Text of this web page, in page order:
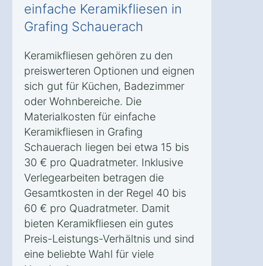
einfache Keramikfliesen in
Grafing Schauerach
Keramikfliesen gehören zu den
preiswerteren Optionen und eignen
sich gut für Küchen, Badezimmer
oder Wohnbereiche. Die
Materialkosten für einfache
Keramikfliesen in Grafing
Schauerach liegen bei etwa 15 bis
30 € pro Quadratmeter. Inklusive
Verlegearbeiten betragen die
Gesamtkosten in der Regel 40 bis
60 € pro Quadratmeter. Damit
bieten Keramikfliesen ein gutes
Preis-Leistungs-Verhältnis und sind
eine beliebte Wahl für viele